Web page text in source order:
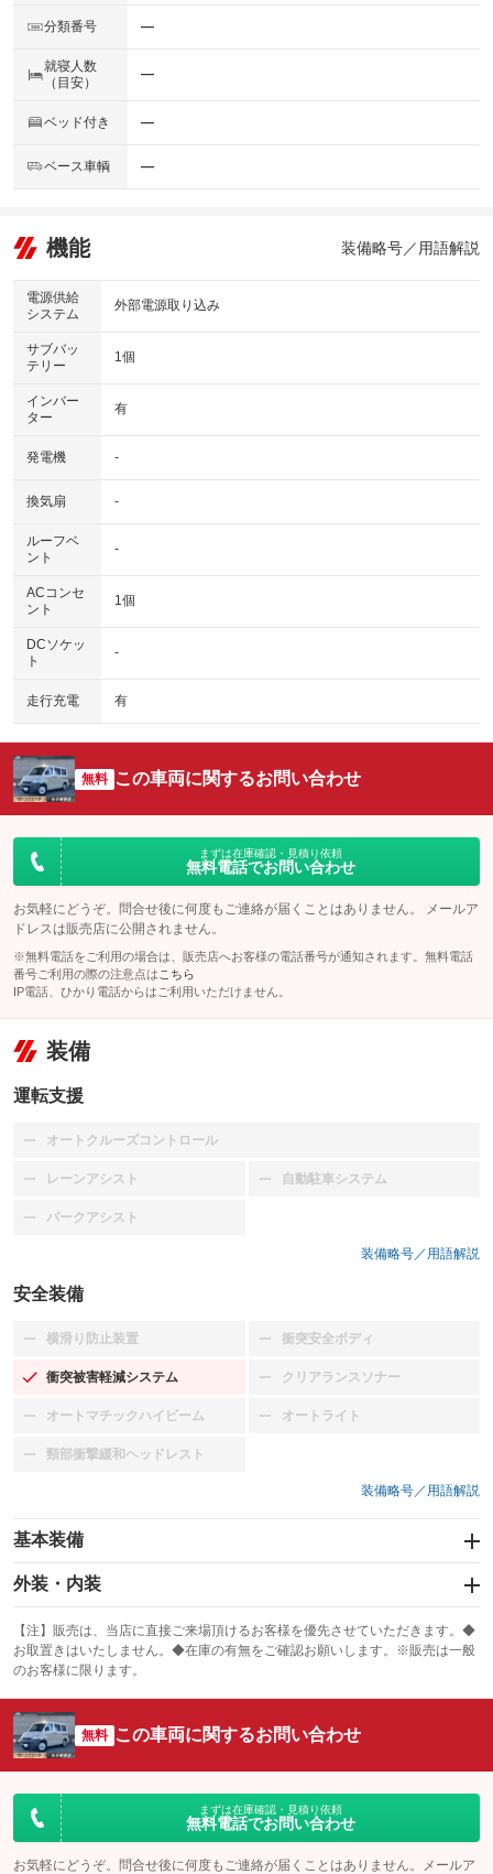
分類番号 ―
就寝人数
（目安）
―
ベッド付き ―
ベース車輌 ―
機能 装備略号／用語解説
電源供給
システム
外部電源取り込み
サブバッ
テリー
1個
インバー
ター
有
発電機 -
換気扇 -
ルーフベ
ント
-
ACコンセ
ント
1個
DCソケッ
ト
-
走行充電 有
無料 この車両に関するお問い合わせ
まずは在庫確認・見積り依頼
無料電話でお問い合わせ
お気軽にどうぞ。問合せ後に何度もご連絡が届くことはありません。 メールア
ドレスは販売店に公開されません。
※無料電話をご利用の場合は、販売店へお客様の電話番号が通知されます。無料電話
番号ご利用の際の注意点は こちら
IP電話、ひかり電話からはご利用いただけません。
装備
運転支援
オートクルーズコントロール
：装備なし
レーンアシスト
：装備なし 自動駐車システム
：装備なし
パークアシスト
：装備なし
装備略号／用語解説
安全装備
横滑り防止装置
：装備なし 衝突安全ボディ
：装備なし
衝突被害軽減システム
：装備あり クリアランスソナー
：装備なし
オートマチックハイビーム
：装備なし オートライト
：装備なし
頸部衝撃緩和ヘッドレスト
：装備なし
装備略号／用語解説
基本装備
エアバッグ：運転席/助手席
：装備あり
：装備あり
サンルーフ
：装備なし ABS
エアコン
：装備あり Wエアコン
：装備なし
リフトアップ
：装備なし パワーステアリング
：装備あり
ダウンヒルアシストコントロール
パワーウィンドウ
：装備あり 盗難防止システム
：装備あり
：装備なし
外装・内装
カーナビ
：装備なし
TV
：装備なし
オーディオ
ビジュアル
：装備なし
革シート
：装備なし ハーフレザーシート
：装備なし
：装備あり ：装備なし
【注】販売は、当店に直接ご来場頂けるお客様を優先させていただきます。◆
お取置きはいたしません。◆在庫の有無をご確認お願いします。※販売は一般
のお客様に限ります。
無料 この車両に関するお問い合わせ
まずは在庫確認・見積り依頼
無料電話でお問い合わせ
お気軽にどうぞ。問合せ後に何度もご連絡が届くことはありません。メールア